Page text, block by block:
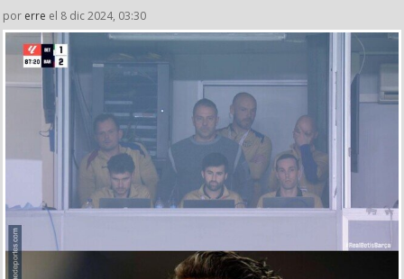
por erre el 8 dic 2024, 03:30